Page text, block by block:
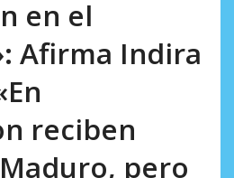
6, 2026
en el
Afirma Indira
reciben
pero